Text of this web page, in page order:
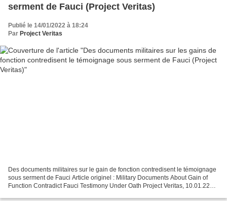
serment de Fauci (Project Veritas)
Publié le 14/01/2022 à 18:24
Par Project Veritas
Des documents militaires sur le gain de fonction contredisent le témoignage
sous serment de Fauci Article originel : Military Documents About Gain of
Function Contradict Fauci Testimony Under Oath Project Veritas, 10.01.22